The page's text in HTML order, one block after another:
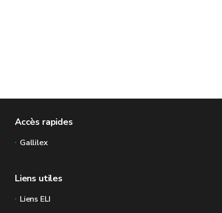
Accès rapides
Gallilex
Liens utiles
Liens ELI